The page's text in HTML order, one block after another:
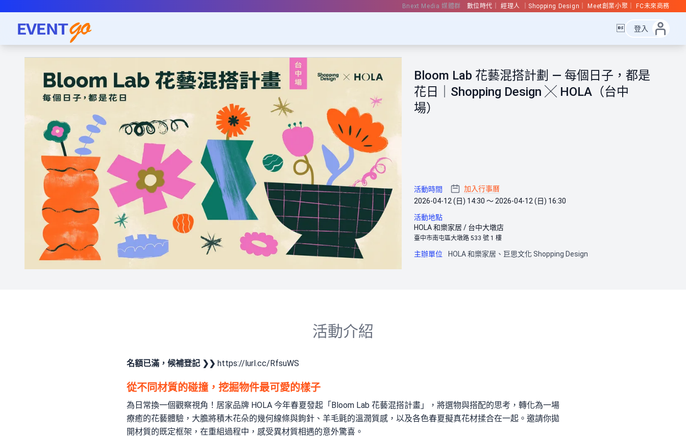
Bnext Media 媒體群 數位時代 經理人 Shopping Design Meet創業小聚 FC未來商務
 登入
Bloom Lab 花藝混搭計劃 — 每個日子，都是
花日｜Shopping Design ╳ HOLA（台中
場）
活動時間
加入行事曆
2026-04-12 (日) 14:30 ～ 2026-04-12 (日) 16:30
活動地點
HOLA 和樂家居 / 台中大墩店
臺中市南屯區大墩路 533 號 1 樓
主辦單位 HOLA 和樂家居、巨思文化 Shopping Design
活動介紹
名額已滿，候補登記 ❯❯ https://lurl.cc/RfsuWS
從不同材質的碰撞，挖掘物件最可愛的樣子
為日常換一個觀察視角！居家品牌 HOLA 今年春夏發起「Bloom Lab 花藝混搭計畫」，將選物與搭配的思考，轉化為一場
療癒的花藝體驗，大膽將積木花朵的幾何線條與鉤針、羊毛氈的溫潤質感，以及各色春夏擬真花材揉合在一起。邀請你拋
開材質的既定框架，在重組過程中，感受異材質相遇的意外驚喜。